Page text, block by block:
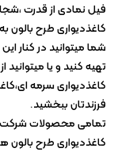
فیل نمادی از قدرت
کاغذدیواری طرح
شما میتوانید در کنار
تهیه کنید و یا
کاغذدیواری سرمه
فرزندتان ببخشید.
تمامی محصولات شرکت
کاغذدیواری طرح بالون